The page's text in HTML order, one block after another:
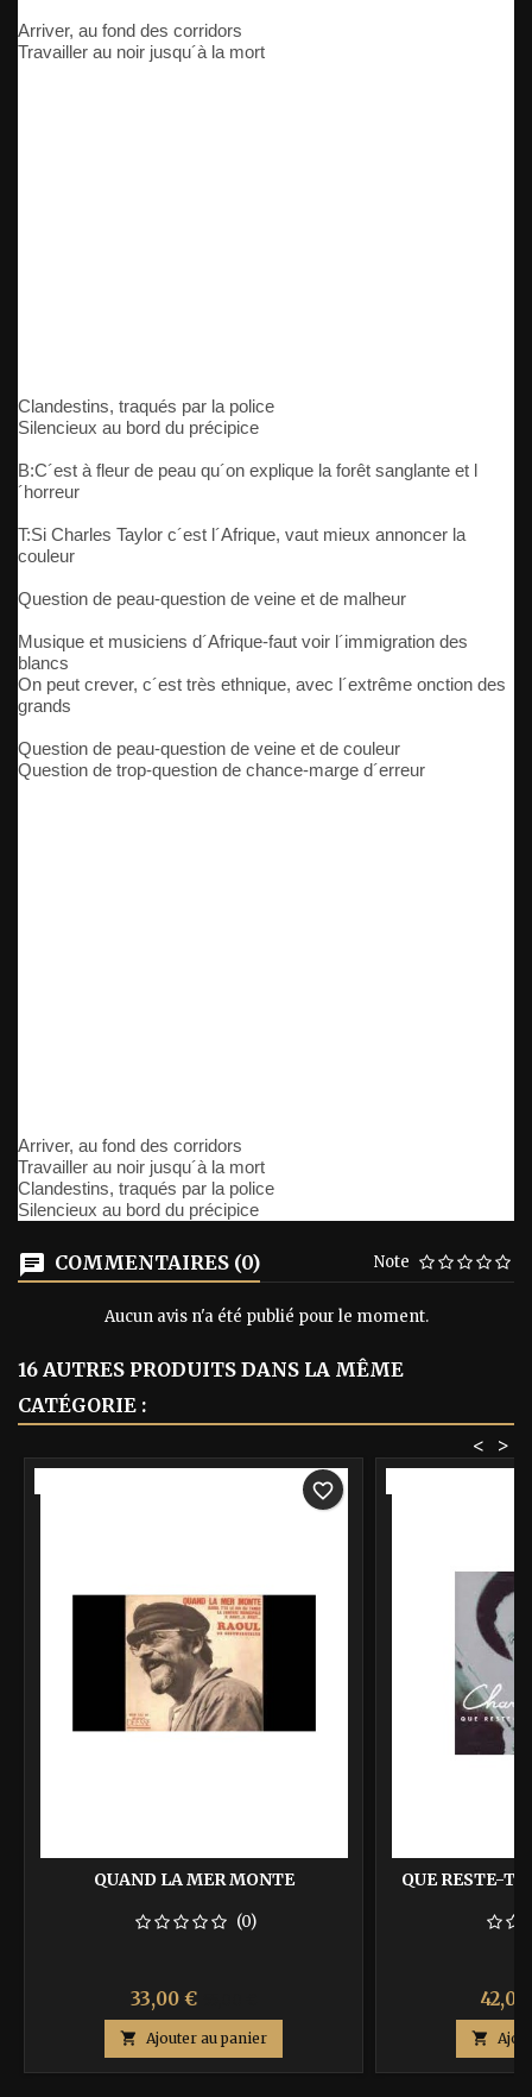
Arriver, au fond des corridors
Travailler au noir jusqu´à la mort
Clandestins, traqués par la police
Silencieux au bord du précipice
B:C´est à fleur de peau qu´on explique la forêt sanglante et l
´horreur
T:Si Charles Taylor c´est l´Afrique, vaut mieux annoncer la
couleur
Question de peau-question de veine et de malheur
Musique et musiciens d´Afrique-faut voir l´immigration des
blancs
On peut crever, c´est très ethnique, avec l´extrême onction des
grands
Question de peau-question de veine et de couleur
Question de trop-question de chance-marge d´erreur
Arriver, au fond des corridors
Travailler au noir jusqu´à la mort
Clandestins, traqués par la police
Silencieux au bord du précipice
COMMENTAIRES (0) Note
Aucun avis n'a été publié pour le moment.
16 AUTRES PRODUITS DANS LA MÊME
CATÉGORIE :
>
<
QUAND LA MER MONTE
(0)
Prix
33,00 €
base
 Ajouter au panier
favorite_border
QUE RESTE-T-
Prix
